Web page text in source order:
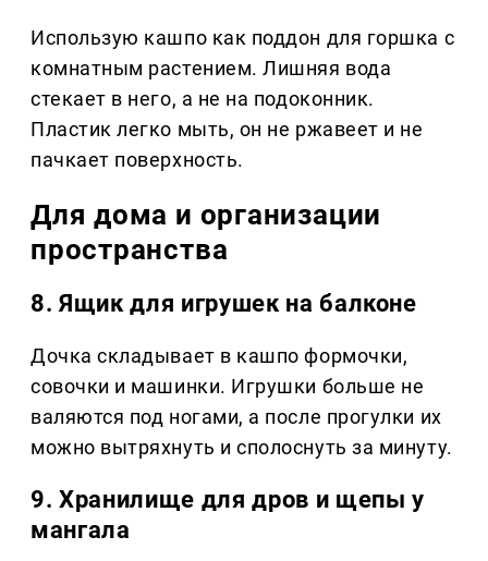
Использую кашпо как поддон для горшка с
комнатным растением. Лишняя вода
стекает в него, а не на подоконник.
Пластик легко мыть, он не ржавеет и не
пачкает поверхность.
Для дома и организации
пространства
8. Ящик для игрушек на балконе
Дочка складывает в кашпо формочки,
совочки и машинки. Игрушки больше не
валяются под ногами, а после прогулки их
можно вытряхнуть и сполоснуть за минуту.
9. Хранилище для дров и щепы у
мангала